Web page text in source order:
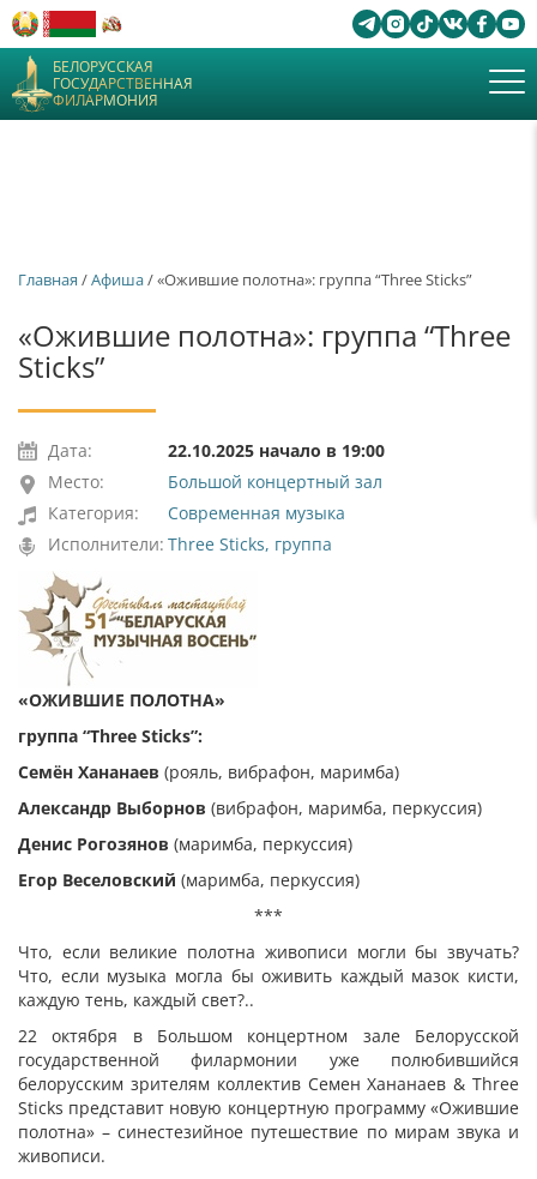
БЕЛОРУССКАЯ
ГОСУДАРСТВЕННАЯ
ФИЛАРМОНИЯ
Главная /Афиша/ «Ожившие полотна»: группа “Three Sticks”
«Ожившие полотна»: группа “Three
Sticks”
Дата:
22.10.2025 начало в 19:00
Место:
Большой концертный зал
Категория:
Современная музыка
Исполнители: Three Sticks, группа
«ОЖИВШИЕ ПОЛОТНА»
группа “Three Sticks”:
Семён Хананаев (рояль, вибрафон, маримба)
Александр Выборнов (вибрафон, маримба, перкуссия)
Денис Рогозянов (маримба, перкуссия)
Егор Веселовский (маримба, перкуссия)
***
Что, если великие полотна живописи могли бы звучать?
Что, если музыка могла бы оживить каждый мазок кисти,
каждую тень, каждый свет?..
22 октября в Большом концертном зале Белорусской
государственной филармонии уже полюбившийся
белорусским зрителям коллектив Семен Хананаев & Three
Sticks представит новую концертную программу «Ожившие
полотна» – синестезийное путешествие по мирам звука и
живописи.